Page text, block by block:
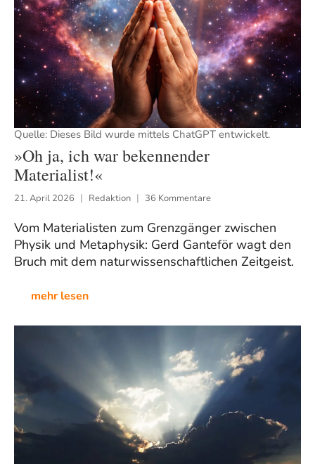
Quelle: Dieses Bild wurde mittels ChatGPT entwickelt.
»Oh ja, ich war bekennender
Materialist!«
21. April 2026 Redaktion 36 Kommentare
Vom Materialisten zum Grenzgänger zwischen
Physik und Metaphysik: Gerd Ganteför wagt den
Bruch mit dem naturwissenschaftlichen Zeitgeist.
mehr lesen